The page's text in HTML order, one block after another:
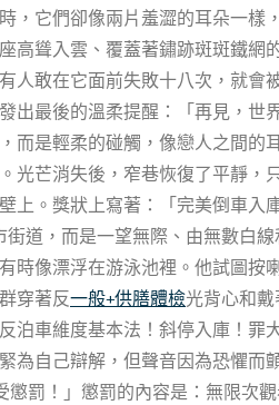
它們卻像兩片羞澀的耳朵一樣
聳入雲、覆蓋著鏽跡斑斑鐵網
敢在它面前失敗十八次，就會
出最後的溫柔提醒：「再見，世
而是輕柔的碰觸，像戀人之間的
芒消失後，窄巷恢復了平靜，
上。獎狀上寫著：「完美倒車
道，而是一望無際、由無數白
像漂浮在游泳池裡。他試圖按
穿著反一般+供膳體檢光背心和
車維度基本法！斜停入庫！罪
自己辯解，但聲音因為恐懼而
罰！」懲罰的內容是：無限次